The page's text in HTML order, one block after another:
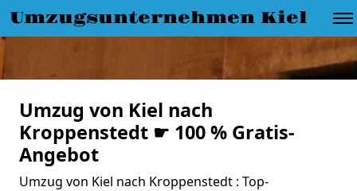
Umzugsunternehmen Kiel
Umzug von Kiel nach
Kroppenstedt ☛ 100 % Gratis-
Angebot
Umzug von Kiel nach Kroppenstedt : Top-